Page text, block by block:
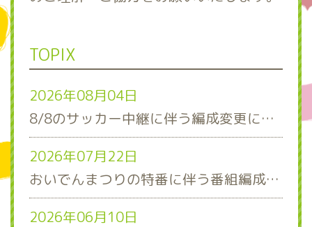
TOPIX
2026年08月04日
8/8のサッカー中継に伴う編成変更について
2026年07月22日
おいでんまつりの特番に伴う番組編成について
2026年06月10日